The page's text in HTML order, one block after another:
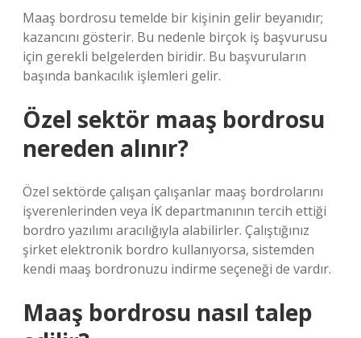
Maaş bordrosu temelde bir kişinin gelir beyanıdır;
kazancını gösterir. Bu nedenle birçok iş başvurusu
için gerekli belgelerden biridir. Bu başvuruların
başında bankacılık işlemleri gelir.
Özel sektör maaş bordrosu
nereden alınır?
Özel sektörde çalışan çalışanlar maaş bordrolarını
işverenlerinden veya İK departmanının tercih ettiği
bordro yazılımı aracılığıyla alabilirler. Çalıştığınız
şirket elektronik bordro kullanıyorsa, sistemden
kendi maaş bordronuzu indirme seçeneği de vardır.
Maaş bordrosu nasıl talep